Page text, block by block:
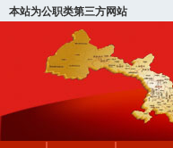
本站为公职类第三方网站